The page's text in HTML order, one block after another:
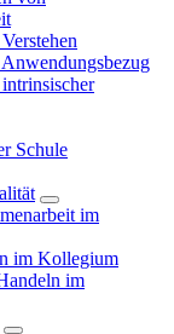
Schule
im
im Kollegium
im